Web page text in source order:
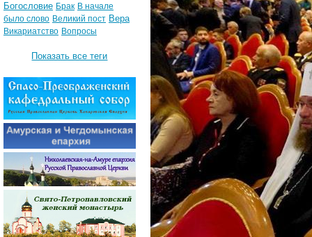
Богословие Брак В начале
было слово Великий пост Вера
Викариатство Вопросы
Показать все теги